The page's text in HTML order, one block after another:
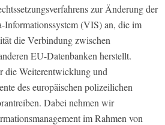
zur Änderung der
Informationssystem (VIS) an, die im
die Verbindung zwischen
EU-Datenbanken herstellt.
die Weiterentwicklung und
des europäischen polizeilichen
Dabei nehmen wir
im Rahmen von